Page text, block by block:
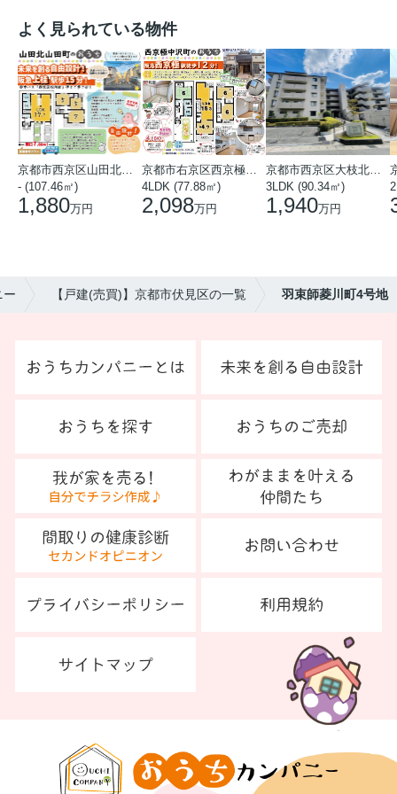
よく見られている物件
- (107.46㎡)
1,880万円
4LDK (77.88㎡)
2,098万円
3LDK (90.34㎡)
1,940万円
ー 【戸建(売買)】京都市伏見区の一覧 羽束師菱川町4号地